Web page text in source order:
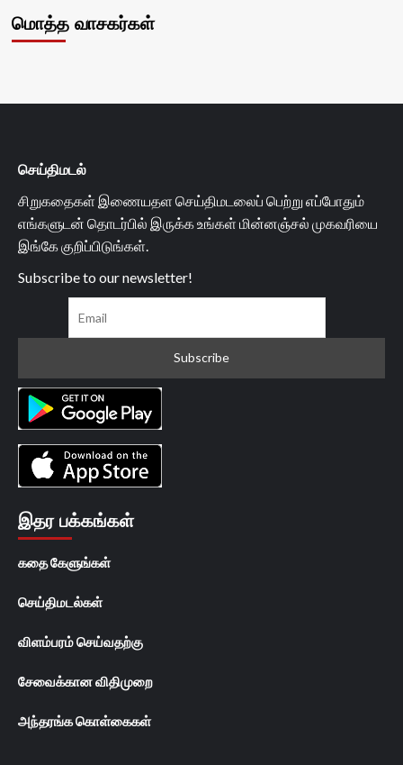
மொத்த வாசகர்கள்
செய்திமடல்
சிறுகதைகள் இணையதள செய்திமடலைப் பெற்று எப்போதும்
எங்களுடன் தொடர்பில் இருக்க உங்கள் மின்னஞ்சல் முகவரியை
இங்கே குறிப்பிடுங்கள்.
Subscribe to our newsletter!
இதர பக்கங்கள்
கதை கேளுங்கள்
செய்திமடல்கள்
விளம்பரம் செய்வதற்கு
சேவைக்கான விதிமுறை
அந்தரங்க கொள்கைகள்